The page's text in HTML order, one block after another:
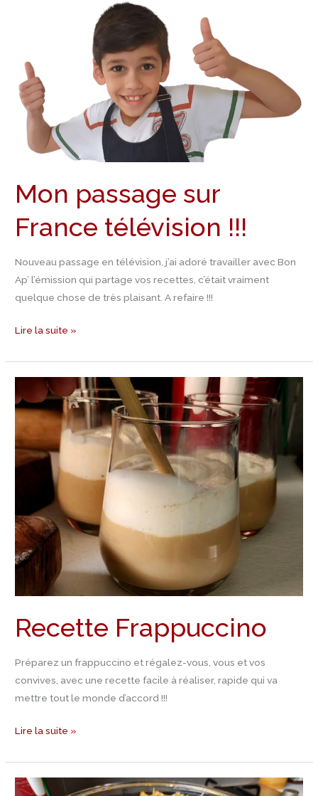
Mon passage sur
France télévision !!!
Nouveau passage en télévision, j’ai adoré travailler avec Bon
Ap’ l’émission qui partage vos recettes, c’était vraiment
quelque chose de très plaisant. A refaire !!!
Lire la suite »
Recette Frappuccino
Préparez un frappuccino et régalez-vous, vous et vos
convives, avec une recette facile à réaliser, rapide qui va
mettre tout le monde d’accord !!!
Recette
Frappuccino
Lire la suite »
Recette